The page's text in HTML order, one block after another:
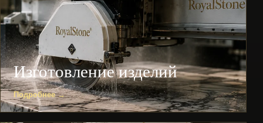
Изготовление изделий
Подробнее →